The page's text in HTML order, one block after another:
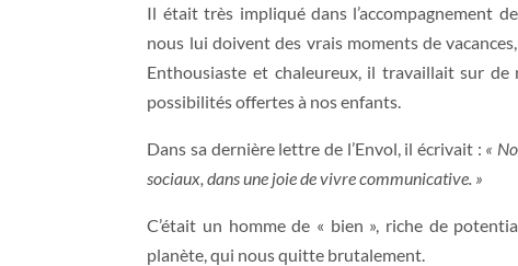
Il était très impliqué dans l’accompagnement
nous lui doivent des vrais moments de
Enthousiaste et chaleureux, il travaillait sur de
possibilités offertes à nos enfants.
Dans sa dernière lettre de l’Envol, il écrivait : «
sociaux, dans une joie de vivre communicative. »
C’était un homme de « bien », riche de
planète, qui nous quitte brutalement.